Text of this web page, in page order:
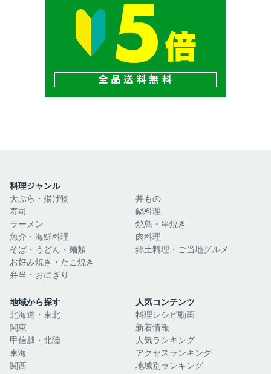
料理ジャンル
天ぷら・揚げ物
寿司
ラーメン
魚介・海鮮料理
そば・うどん・麺類
お好み焼き・たこ焼き
弁当・おにぎり
丼もの
鍋料理
焼鳥・串焼き
肉料理
郷土料理・ご当地グルメ
地域から探す
北海道・東北
関東
甲信越・北陸
東海
関西
人気コンテンツ
料理レシピ動画
新着情報
人気ランキング
アクセスランキング
地域別ランキング